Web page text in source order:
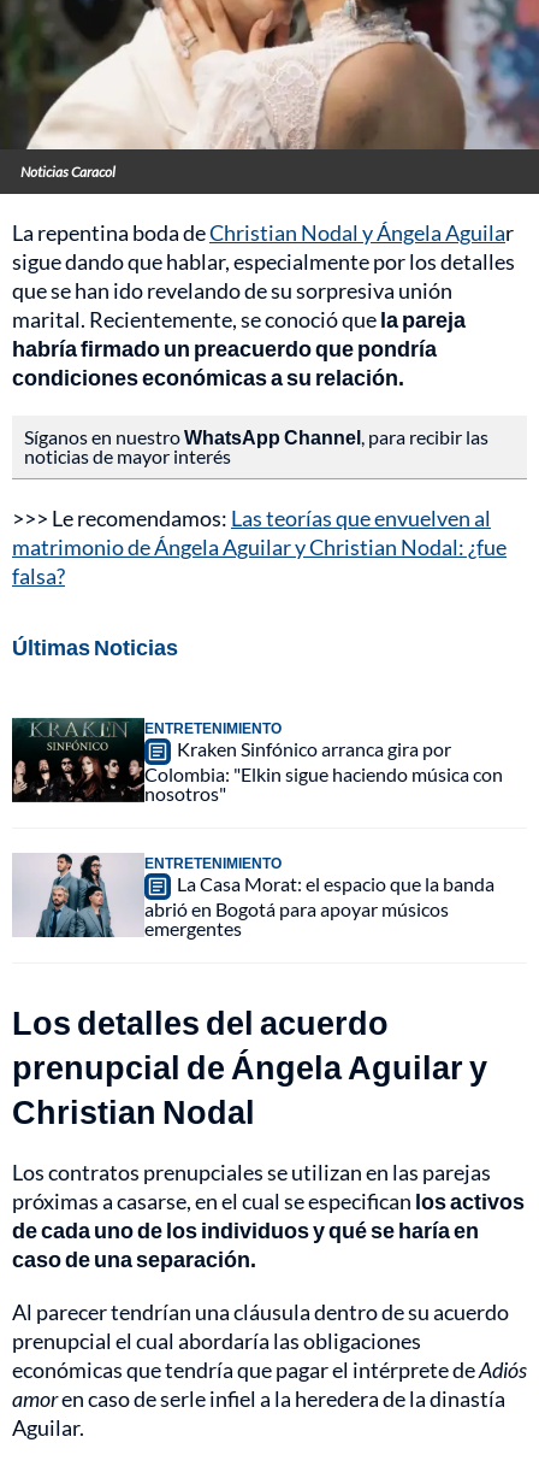
Noticias Caracol
La repentina boda deChristian Nodal y Ángela Aguilar
sigue dando que hablar, especialmente por los detalles
que se han ido revelando de su sorpresiva unión
marital. Recientemente, se conoció quela pareja
habría firmado un preacuerdo que pondría
condiciones económicas a su relación.
Síganos en nuestroWhatsApp Channel, para recibir las
noticias de mayor interés
>>> Le recomendamos: Las teorías que envuelven al
matrimonio de Ángela Aguilar y Christian Nodal: ¿fue
falsa?
Últimas Noticias
ENTRETENIMIENTO
Kraken Sinfónico arranca gira por
Colombia: "Elkin sigue haciendo música con
nosotros"
ENTRETENIMIENTO
La Casa Morat: el espacio que la banda
abrió en Bogotá para apoyar músicos
emergentes
Los detalles del acuerdo
prenupcial de Ángela Aguilar y
Christian Nodal
Los contratos prenupciales se utilizan en las parejas
próximas a casarse, en el cual se especifican los activos
de cada uno de los individuos y qué se haría en
caso de una separación.
Al parecer tendrían una cláusula dentro de su acuerdo
prenupcial el cual abordaría las obligaciones
económicas que tendría que pagar el intérprete deAdiós
amoren caso de serle infiel a la heredera de la dinastía
Aguilar.